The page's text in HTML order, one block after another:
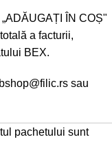
ÎN COȘ"
a facturii,
BEX.
sau
pachetului sunt